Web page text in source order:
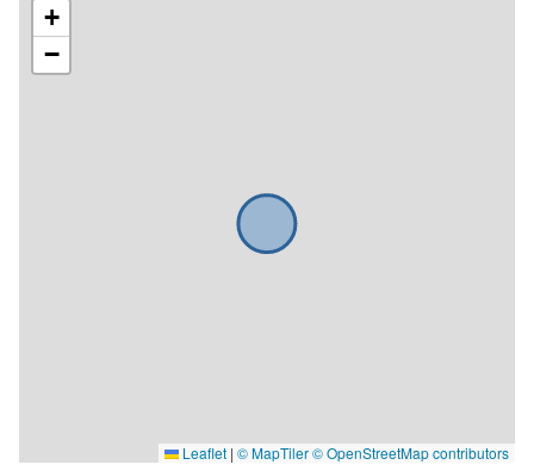
+
−
Leaflet | © MapTiler© OpenStreetMap contributors